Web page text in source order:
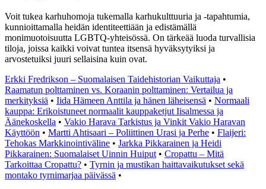
Voit tukea karhuhomoja tukemalla karhukulttuuria ja -tapahtumia,
kunnioittamalla heidän identiteettiään ja edistämällä
monimuotoisuutta LGBTQ-yhteisössä. On tärkeää luoda turvallisia
tiloja, joissa kaikki voivat tuntea itsensä hyväksytyiksi ja
arvostetuiksi juuri sellaisina kuin ovat.
Erkki Fredrikson – Suomalaisen Taidehistorian Vaikuttaja •
Raamatun polttaminen vs. Koraanin polttaminen: Vertailua ja
merkityksiä • Iida Hämeen Anttila ja hänen läheisensä • Normaali
kauppa: Erikoistuneet normaalit kauppaketjut Iisalmessa ja
Äänekoskella • Vakio Harava Tarkistus ja Vinkit Vakio Haravan
Käyttöön • Martti Ahtisaari – Poliittinen Urasi ja Perhe • Flaijeri:
Tehokas Markkinointiväline • Jarkka Pikkarainen ja Heidi
Pikkarainen: Suomalaiset Uinnin Huiput • Cropattu – Mitä
Tarkoittaa Cropattu? • Tyrnin ja mustikan haittavaikutukset sekä
montako tyrnimarjaa päivässä •